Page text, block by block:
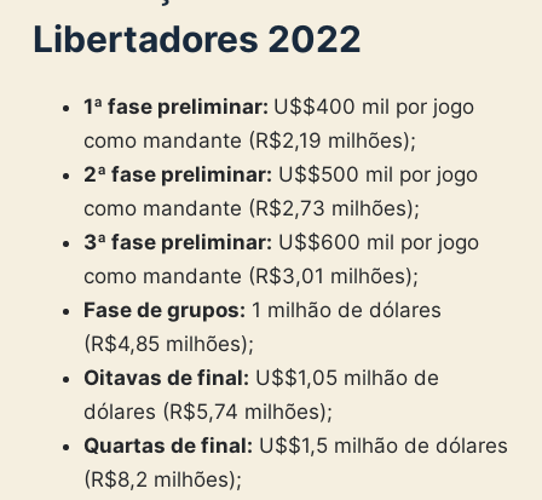
Libertadores 2022
1ª fase preliminar: U$$400 mil por jogo
como mandante (R$2,19 milhões);
2ª fase preliminar: U$$500 mil por jogo
como mandante (R$2,73 milhões);
3ª fase preliminar: U$$600 mil por jogo
como mandante (R$3,01 milhões);
Fase de grupos: 1 milhão de dólares
(R$4,85 milhões);
Oitavas de final: U$$1,05 milhão de
dólares (R$5,74 milhões);
Quartas de final: U$$1,5 milhão de dólares
(R$8,2 milhões);